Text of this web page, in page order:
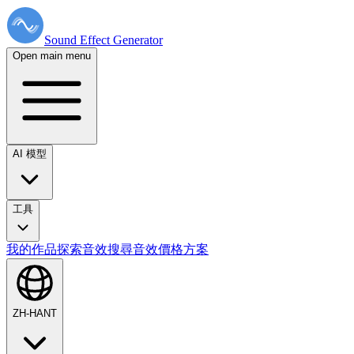
Sound Effect Generator
Open main menu
AI 模型
工具
我的作品探索音效搜尋音效價格方案
ZH-HANT